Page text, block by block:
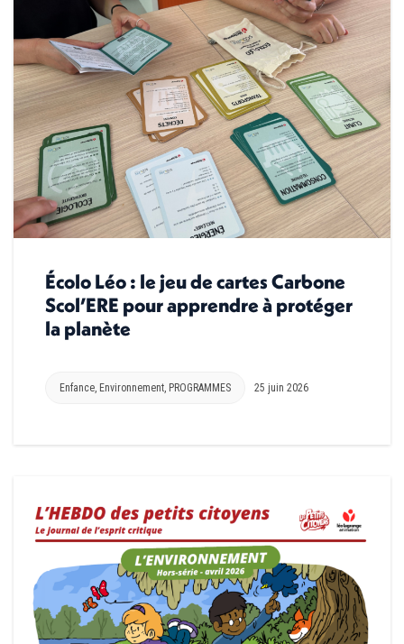
Écolo Léo : le jeu de cartes Carbone
Scol’ERE pour apprendre à protéger
la planète
Enfance Environnement PROGRAMMES 25 juin 2026